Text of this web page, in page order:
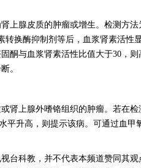
腺皮质的肿瘤或增生。检测方法
转换酶抑制剂等后，血浆肾素活性
酮与血浆肾素活性比值大于30，
。
上腺外嗜铬组织的肿瘤。若在检
平升高，则提示该病。可通过血甲
台科教，并不代表本频道赞同其